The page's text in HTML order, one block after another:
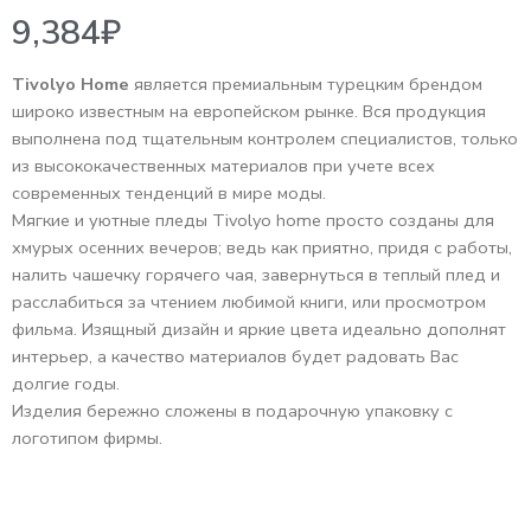
Tivolyo Home является премиальным турецким брендом
широко известным на европейском рынке. Вся продукция
выполнена под тщательным контролем специалистов, только
из высококачественных материалов при учете всех
современных тенденций в мире моды.
Мягкие и уютные пледы Tivolyo home просто созданы для
хмурых осенних вечеров; ведь как приятно, придя с работы,
налить чашечку горячего чая, завернуться в теплый плед и
расслабиться за чтением любимой книги, или просмотром
фильма. Изящный дизайн и яркие цвета идеально дополнят
интерьер, а качество материалов будет радовать Вас
долгие годы.
Изделия бережно сложены в подарочную упаковку с
логотипом фирмы.